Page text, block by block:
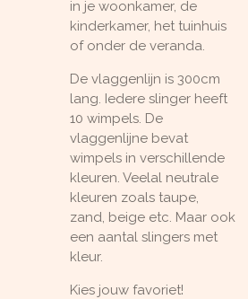
in je woonkamer, de
kinderkamer, het tuinhuis
of onder de veranda.
De vlaggenlijn is 300cm
lang. Iedere slinger heeft
10 wimpels. De
vlaggenlijne bevat
wimpels in verschillende
kleuren. Veelal neutrale
kleuren zoals taupe,
zand, beige etc. Maar ook
een aantal slingers met
kleur.
Kies jouw favoriet!